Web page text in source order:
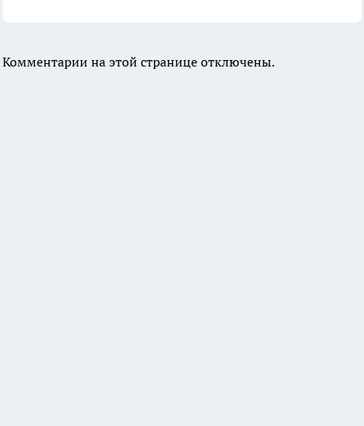
Комментарии на этой странице отключены.